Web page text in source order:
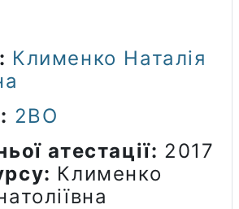
Клименко Наталія
2ВО
атестації: 2017
: Клименко